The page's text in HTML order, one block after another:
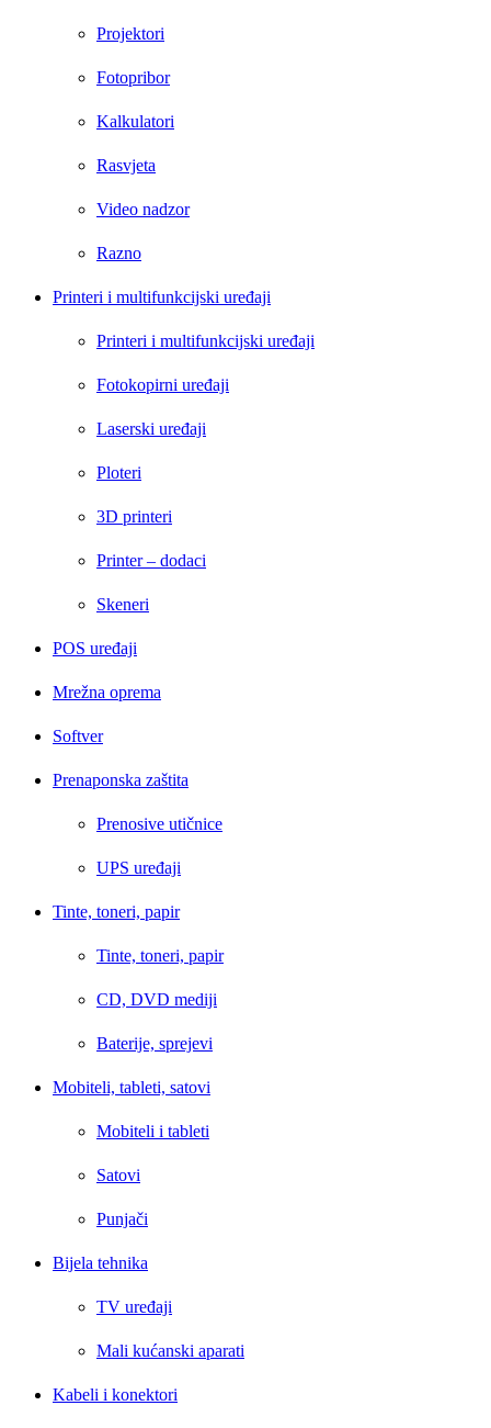
Projektori
Fotopribor
Kalkulatori
Rasvjeta
Video nadzor
Razno
Printeri i multifunkcijski uređaji
Printeri i multifunkcijski uređaji
Fotokopirni uređaji
Laserski uređaji
Ploteri
3D printeri
Printer – dodaci
Skeneri
POS uređaji
Mrežna oprema
Softver
Prenaponska zaštita
Prenosive utičnice
UPS uređaji
Tinte, toneri, papir
Tinte, toneri, papir
CD, DVD mediji
Baterije, sprejevi
Mobiteli, tableti, satovi
Mobiteli i tableti
Satovi
Punjači
Bijela tehnika
TV uređaji
Mali kućanski aparati
Kabeli i konektori